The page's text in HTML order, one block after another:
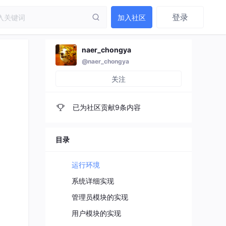
加入社区 登录
naer_chongya
@naer_chongya
关注
已为社区贡献9条内容
目录
运行环境
系统详细实现
管理员模块的实现
用户模块的实现